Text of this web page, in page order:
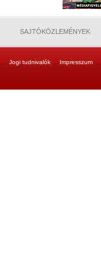
SAJTÓKÖZLEMÉNYEK
Jogi tudnivalók Impresszum